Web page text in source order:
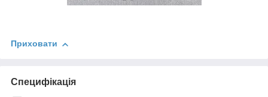
Приховати
Специфікація